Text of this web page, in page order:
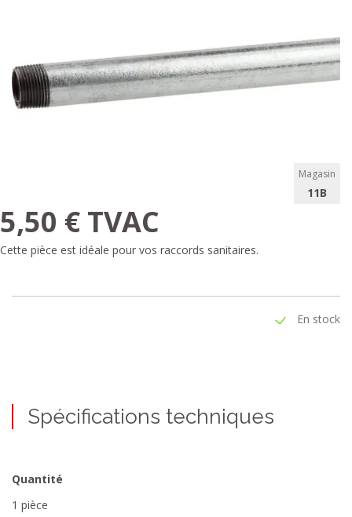
Magasin
11B
5,50 € TVAC
Cette pièce est idéale pour vos raccords sanitaires.
En stock
Spécifications techniques
Quantité
1 pièce